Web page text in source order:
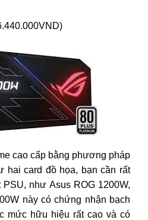
cao cấp bằng phương pháp
hai card đồ họa, bạn cần rất
như Asus ROG 1200W,
này có chứng nhận bạch
mức hữu hiệu rất cao và có